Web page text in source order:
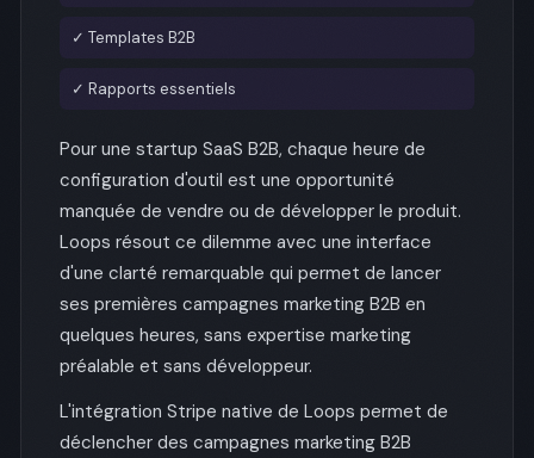
✓ Templates B2B
✓ Rapports essentiels
Pour une startup SaaS B2B, chaque heure de
configuration d'outil est une opportunité
manquée de vendre ou de développer le produit.
Loops résout ce dilemme avec une interface
d'une clarté remarquable qui permet de lancer
ses premières campagnes marketing B2B en
quelques heures, sans expertise marketing
préalable et sans développeur.
L'intégration Stripe native de Loops permet de
déclencher des campagnes marketing B2B